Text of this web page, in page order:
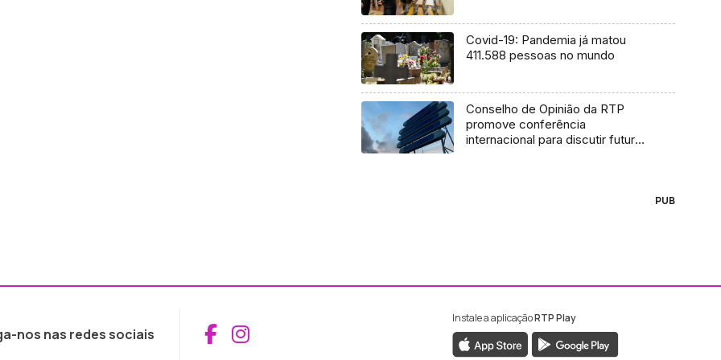
Covid-19: Pandemia já matou
411.588 pessoas no mundo
Conselho de Opinião da RTP
promove conferência
internacional para discutir futuro
PUB
nos nas redes sociais Aceder ao Facebook da RTP Madeira
Aceder ao Instagram da RTP Madeira
Instale a aplicaçãoRTP Play